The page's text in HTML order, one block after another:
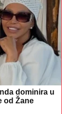
dominira u
od Žane